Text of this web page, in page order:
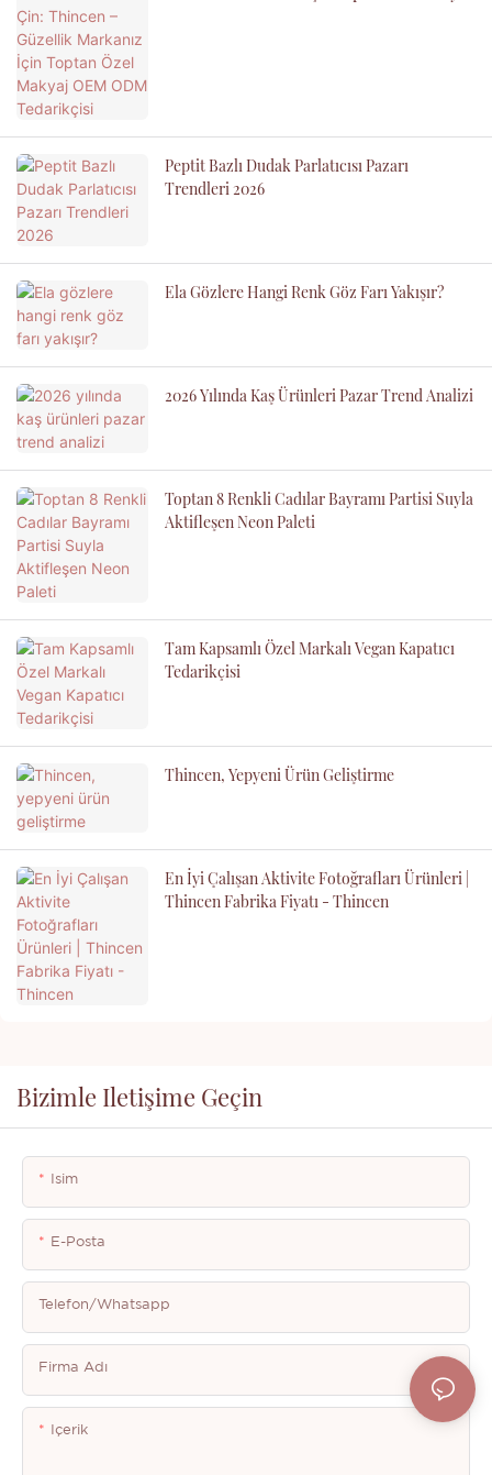
Peptit Bazlı Dudak Parlatıcısı Pazarı
Trendleri 2026
Ela Gözlere Hangi Renk Göz Farı Yakışır?
2026 Yılında Kaş Ürünleri Pazar Trend Analizi
Toptan 8 Renkli Cadılar Bayramı Partisi Suyla
Aktifleşen Neon Paleti
Tam Kapsamlı Özel Markalı Vegan Kapatıcı
Tedarikçisi
Thincen, Yepyeni Ürün Geliştirme
En İyi Çalışan Aktivite Fotoğrafları Ürünleri |
Thincen Fabrika Fiyatı - Thincen
Bizimle Iletişime Geçin
Isim
E-Posta
Telefon/whatsapp
Firma Adı
Içerik